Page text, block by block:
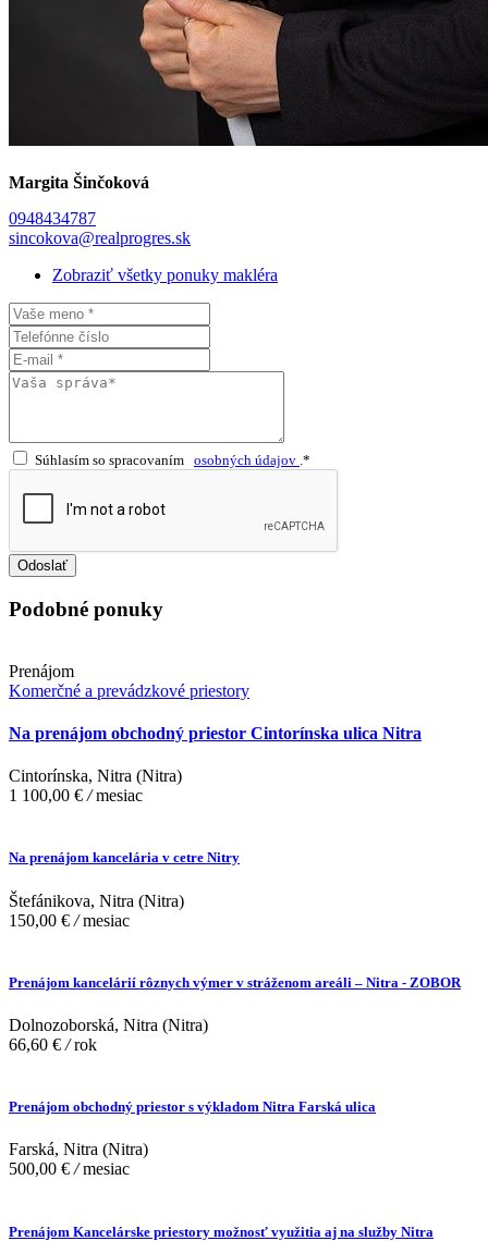
Margita Šinčoková
0948434787
sincokova@realprogres.sk
Zobraziť všetky ponuky makléra
Súhlasím so spracovaním osobných údajov .*
Odoslať
Podobné ponuky
Prenájom
Komerčné a prevádzkové priestory
Na prenájom obchodný priestor Cintorínska ulica Nitra
Cintorínska, Nitra (Nitra)
1 100,00 € /mesiac
Na prenájom kancelária v cetre Nitry
Štefánikova, Nitra (Nitra)
150,00 € /mesiac
Prenájom kancelárií rôznych výmer v stráženom areáli – Nitra - ZOBOR
Dolnozoborská, Nitra (Nitra)
66,60 € /rok
Prenájom obchodný priestor s výkladom Nitra Farská ulica
Farská, Nitra (Nitra)
500,00 € /mesiac
Prenájom Kancelárske priestory možnosť využitia aj na služby Nitra